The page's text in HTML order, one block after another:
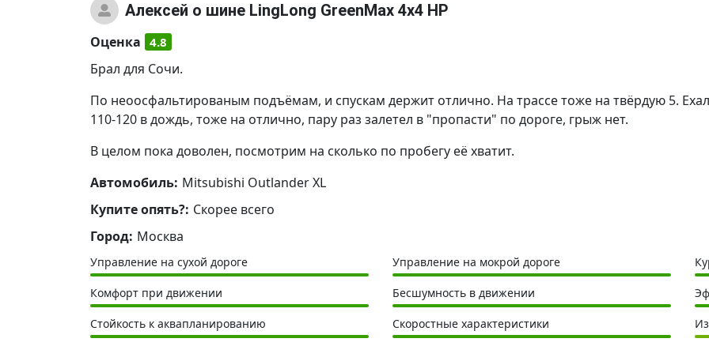
Алексей о шине LingLong GreenMax 4x4 HP
Оценка 4.8
Брал для Сочи.
По неоосфальтированым подъёмам, и спускам держит отлично. На трассе тоже на твёрдую 5.
110-120 в дождь, тоже на отлично, пару раз залетел в "пропасти" по дороге, грыж нет.
В целом пока доволен, посмотрим на сколько по пробегу её хватит.
Автомобиль: Mitsubishi Outlander XL
Купите опять?: Скорее всего
Город: Москва
Управление на сухой дороге Управление на мокрой дороге
Комфорт при движении Бесшумность в движении
Стойкость к аквапланированию Скоростные характеристики